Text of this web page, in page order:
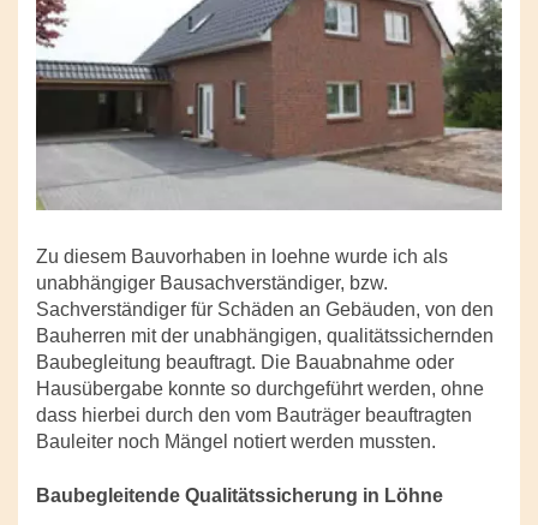
Zu diesem Bauvorhaben in loehne wurde ich als
unabhängiger Bausachverständiger, bzw.
Sachverständiger für Schäden an Gebäuden, von den
Bauherren mit der unabhängigen, qualitätssichernden
Baubegleitung beauftragt. Die Bauabnahme oder
Hausübergabe konnte so durchgeführt werden, ohne
dass hierbei durch den vom Bauträger beauftragten
Bauleiter noch Mängel notiert werden mussten.
Baubegleitende Qualitätssicherung in Löhne